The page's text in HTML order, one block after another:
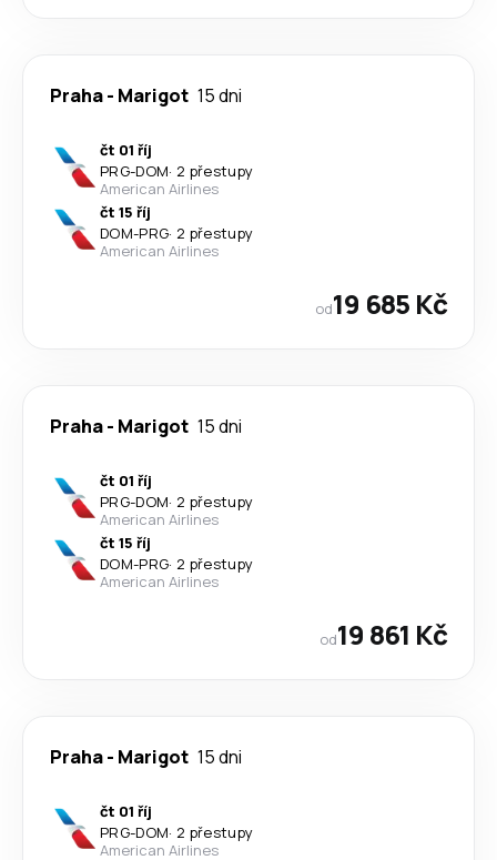
Praha- Marigot 15 dni
čt 01 říj
PRG-DOM· 2 přestupy
American Airlines
čt 15 říj
DOM-PRG· 2 přestupy
American Airlines
od19 685 Kč
Praha- Marigot 15 dni
čt 01 říj
PRG-DOM· 2 přestupy
American Airlines
čt 15 říj
DOM-PRG· 2 přestupy
American Airlines
od19 861 Kč
Praha- Marigot 15 dni
čt 01 říj
PRG-DOM· 2 přestupy
American Airlines